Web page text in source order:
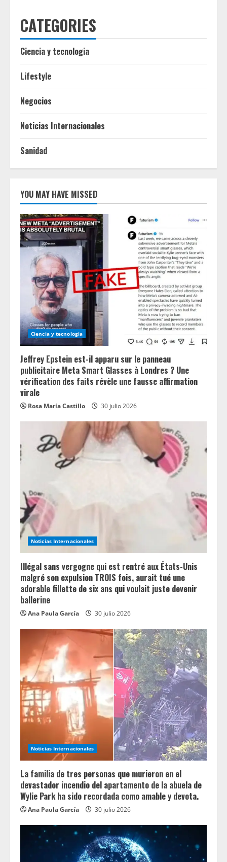
CATEGORIES
Ciencia y tecnologia
Lifestyle
Negocios
Noticias Internacionales
Sanidad
YOU MAY HAVE MISSED
Ciencia y tecnologia
Jeffrey Epstein est-il apparu sur le panneau
publicitaire Meta Smart Glasses à Londres ? Une
vérification des faits révèle une fausse affirmation
virale
Rosa María Castillo 30 julio 2026
Noticias Internacionales
Illégal sans vergogne qui est rentré aux États-Unis
malgré son expulsion TROIS fois, aurait tué une
adorable fillette de six ans qui voulait juste devenir
ballerine
Ana Paula García 30 julio 2026
Noticias Internacionales
La familia de tres personas que murieron en el
devastador incendio del apartamento de la abuela de
Wylie Park ha sido recordada como amable y devota.
Ana Paula García 30 julio 2026